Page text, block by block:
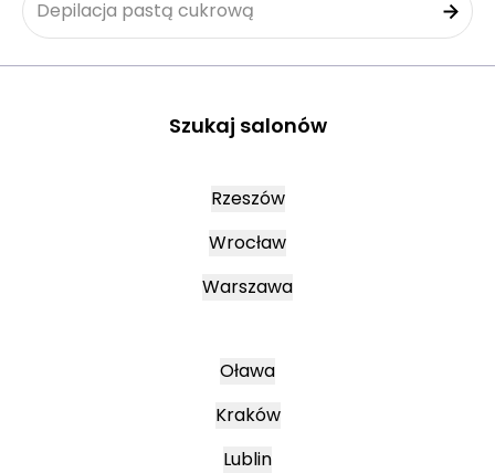
Depilacja pastą cukrową
Szukaj salonów
Rzeszów
Wrocław
Warszawa
Oława
Kraków
Lublin